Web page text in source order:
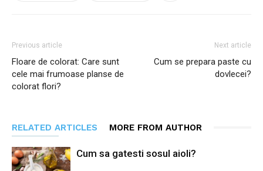
Previous article
Floare de colorat: Care sunt
cele mai frumoase planse de
colorat flori?
Next article
Cum se prepara paste cu
dovlecei?
RELATED ARTICLES MORE FROM AUTHOR
Cum sa gatesti sosul aioli?